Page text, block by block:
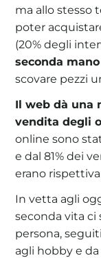
ma allo stesso
poter
(20% degli
seconda
scovare pezzi
Il web dà una
vendita degli
online sono
e dal 81% dei
erano
In vetta agli
seconda vita ci
persona,
agli hobby e